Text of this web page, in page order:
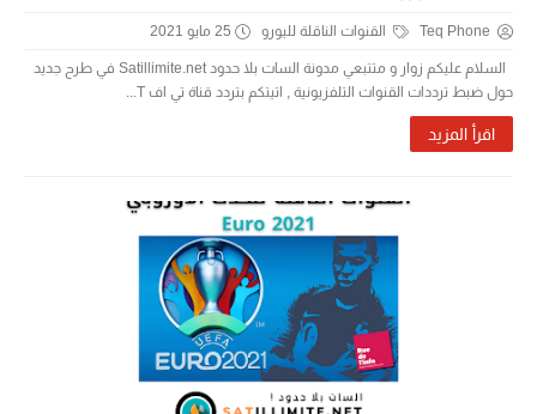
Teq Phone القنوات الناقلة لليورو 25 مايو 2021
السلام عليكم زوار و متتبعي مدونة السات بلا حدود Satillimite.net في طرح جديد
حول ضبط ترددات القنوات التلفزيونية , اتيتكم بتردد قناة تي اف T...
اقرأ المزيد